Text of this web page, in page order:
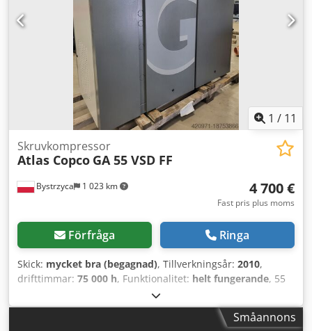
1 / 11
Bystrzyca 1 023 km
Skruvkompressor
Atlas Copco GA 55 VSD FF
4 700 €
Fast pris plus moms
Förfråga Ringa
Skick: mycket bra (begagnad), Tillverkningsår: 2010,
drifttimmar: 75 000 h, Funktionalitet: helt fungerande, 55
kW kompressor med inbyggd tork och frekvensomriktare.
Mycket gott skick. Efter service. 3 månaders garanti.
Småannons